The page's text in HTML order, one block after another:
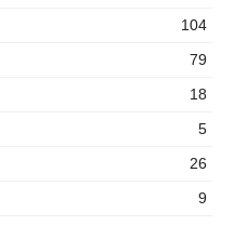
104
79
18
5
26
9